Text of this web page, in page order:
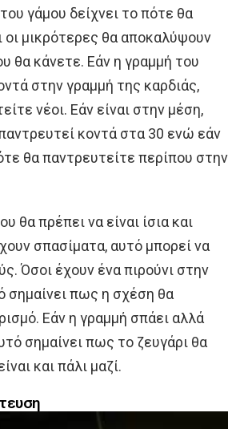
γάμου δείχνει το πότε θα
οι μικρότερες θα αποκαλύψουν
θα κάνετε. Εάν η γραμμή του
στην γραμμή της καρδιάς,
νέοι. Εάν είναι στην μέση,
κοντά στα 30 ενώ εάν
θα παντρευτείτε περίπου στην
θα πρέπει να είναι ίσια και
σπασίματα, αυτό μπορεί να
Όσοι έχουν ένα πιρούνι στην
σημαίνει πως η σχέση θα
Εάν η γραμμή σπάει αλλά
σημαίνει πως το ζευγάρι θα
και πάλι μαζί.